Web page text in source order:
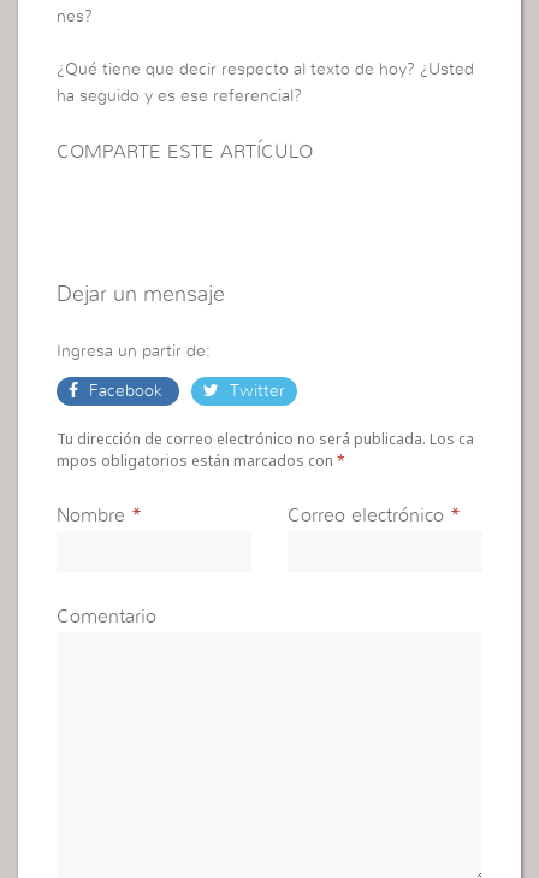
nes?
¿Qué tiene que decir respecto al texto de hoy? ¿Usted
ha seguido y es ese referencial?
COMPARTE ESTE ARTÍCULO
Dejar un mensaje
Ingresa un partir de:
Facebook Twitter
Tu dirección de correo electrónico no será publicada. Los ca
mpos obligatorios están marcados con*
Nombre * Correo electrónico *
Comentario